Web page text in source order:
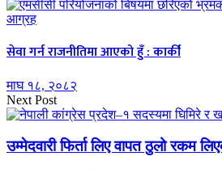
सेवा गर्न राजनीतिमा आएको हुँ : कार्की
माघ १८, २०८२
Next Post
उम्मेदवारी फिर्ता लिए वापत ठुलो रकम